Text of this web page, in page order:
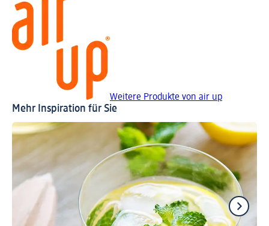
Weitere Produkte von air up
Mehr Inspiration für Sie